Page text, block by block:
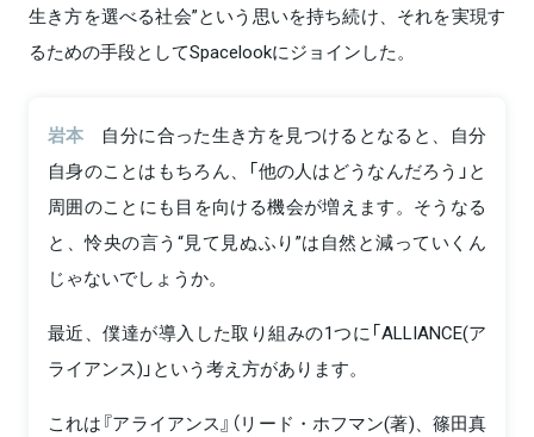
生き方を選べる社会”という思いを持ち続け、それを実現す
るための手段としてSpacelookにジョインした。
岩本
自分に合った生き方を見つけるとなると、自分
自身のことはもちろん、「他の人はどうなんだろう」と
周囲のことにも目を向ける機会が増えます。そうなる
と、怜央の言う“見て見ぬふり”は自然と減っていくん
じゃないでしょうか。
最近、僕達が導入した取り組みの1つに「ALLIANCE(ア
ライアンス)」という考え方があります。
これは『アライアンス』（リード・ホフマン(著)、篠田真